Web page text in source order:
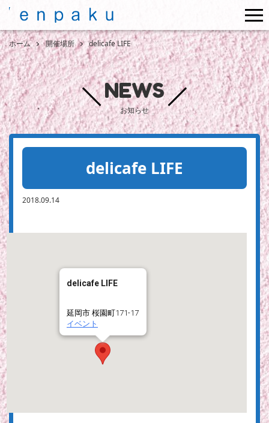
ホーム 開催場所 delicafe LIFE
NEWS
お知らせ
delicafe LIFE
2018.09.14
delicafe LIFE
延岡市 桜園町171-17
イベント